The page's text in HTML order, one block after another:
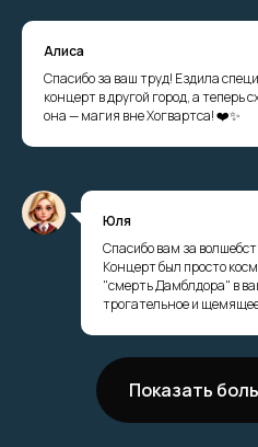
Алиса
Спасибо за ваш труд! Ездила
концерт в другой город, а теперь
она — магия вне Хогвартса! ❤️✨
Юля
Спасибо вам за
Концерт был просто
"смерть Дамблдора" в
трогательное и
Показать